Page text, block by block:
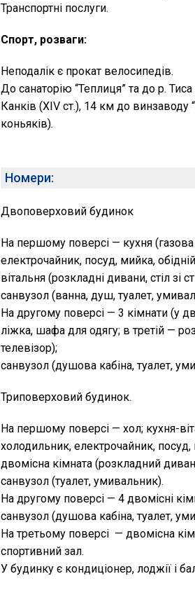
Транспортні послуги.
Спорт, розваги:
Неподалік є прокат велосипедів.
До санаторію “Теплиця” та до р.
Канків (XIV ст.), 14 км до винзаводу
коньяків).
Номери:
Двоповерховий будинок
На першому поверсі — кухня
електрочайник, посуд, мийка, обідній
вітальня (розкладні дивани, стіл зі
санвузол (ванна, душ, туалет,
На другому поверсі — 3 кімнати (у
ліжка, шафа для одягу; в третій —
телевізор);
санвузол (душова кабіна, туалет,
Триповерховий будинок.
На першому поверсі — хол; кухня-
холодильник, електрочайник, посуд,
двомісна кімната (розкладний
санвузол (туалет, умивальник).
На другому поверсі — 4 двомісні
санвузол (душова кабіна, туалет,
На третьому поверсі — двомісна
спортивний зал.
У будинку є кондиціонер, лоджії і